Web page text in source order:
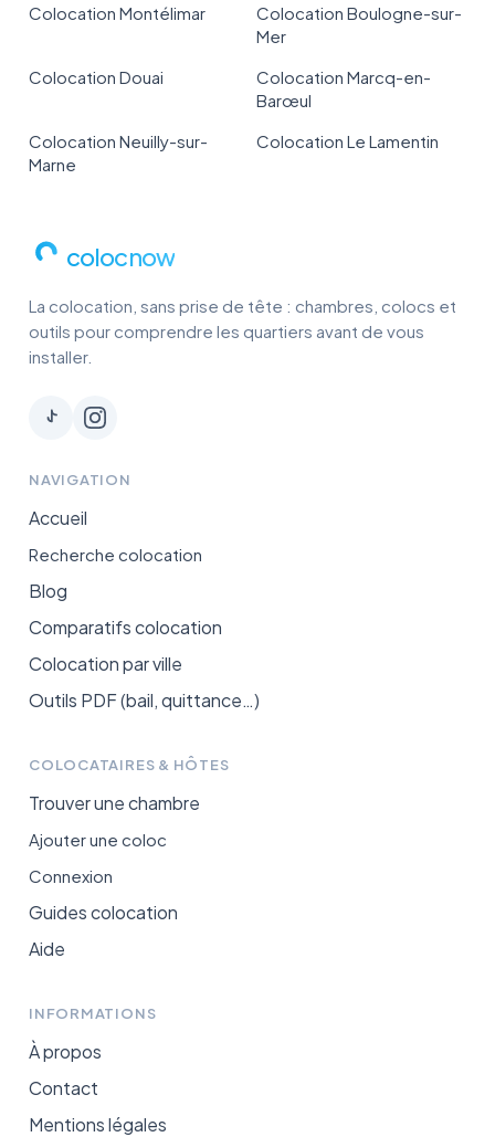
Colocation Montélimar
Colocation Boulogne-sur-
Mer
Colocation Douai
Colocation Marcq-en-
Barœul
Colocation Neuilly-sur-
Marne
Colocation Le Lamentin
colocnow
La colocation, sans prise de tête : chambres, colocs et
outils pour comprendre les quartiers avant de vous
installer.
NAVIGATION
Accueil
Recherche colocation
Blog
Comparatifs colocation
Colocation par ville
Outils PDF (bail, quittance…)
COLOCATAIRES & HÔTES
Trouver une chambre
Ajouter une coloc
Connexion
Guides colocation
Aide
INFORMATIONS
À propos
Contact
Mentions légales